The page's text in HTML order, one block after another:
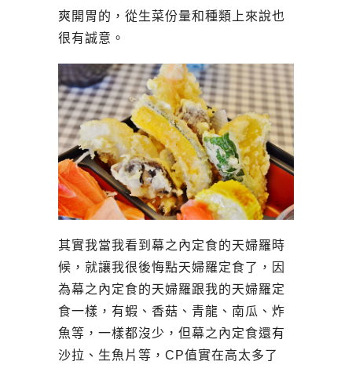
爽開胃的，從生菜份量和種類上來說也
很有誠意。
其實我當我看到幕之內定食的天婦羅時
候，就讓我很後悔點天婦羅定食了，因
為幕之內定食的天婦羅跟我的天婦羅定
食一樣，有蝦、香菇、青龍、南瓜、炸
魚等，一樣都沒少，但幕之內定食還有
沙拉、生魚片等，CP值實在高太多了